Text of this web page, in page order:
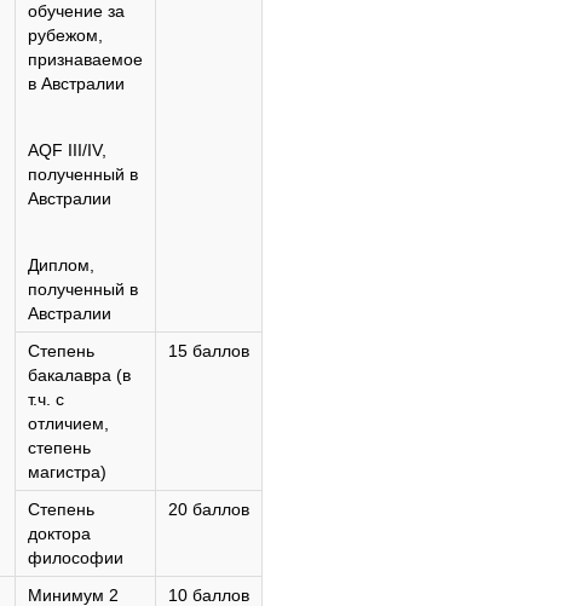
обучение за
рубежом,
признаваемое
в Австралии
AQF III/IV,
полученный в
Австралии
Диплом,
полученный в
Австралии
Степень
бакалавра (в
т.ч. с
отличием,
степень
магистра)
15 баллов
Степень
доктора
философии
20 баллов
Минимум 2
10 баллов